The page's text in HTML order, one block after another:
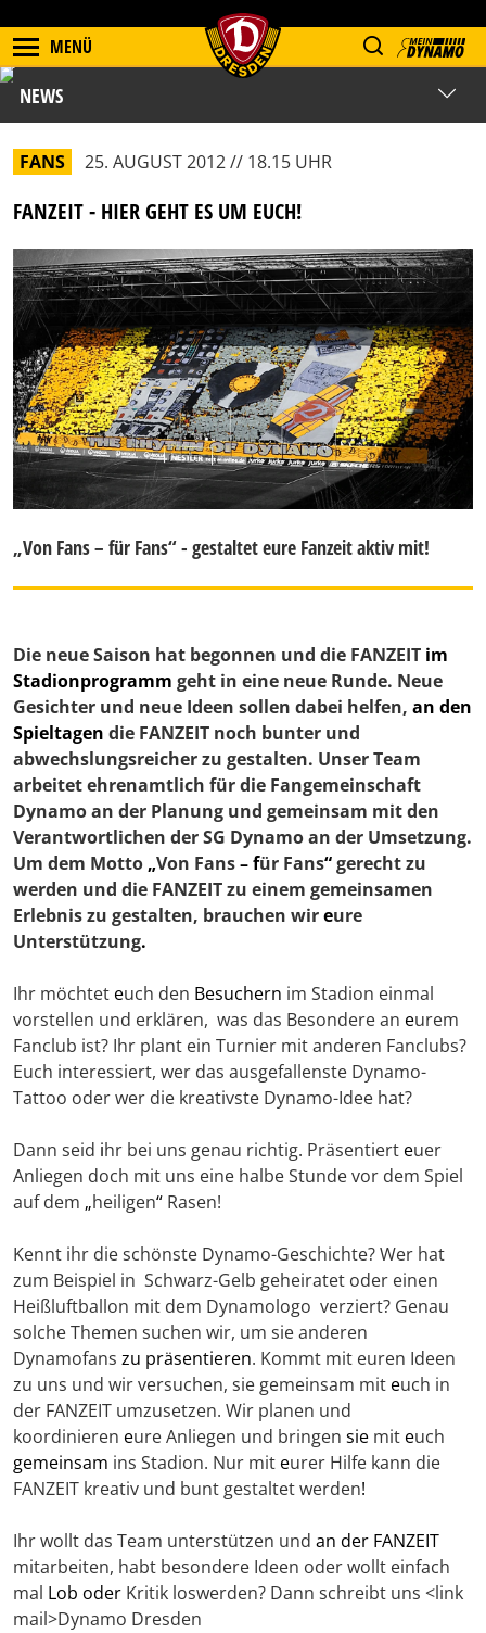
MENÜ
NEWS
FANS 25. AUGUST 2012 // 18.15 UHR
FANZEIT - HIER GEHT ES UM EUCH!
„Von Fans – für Fans“ - gestaltet eure Fanzeit aktiv mit!
Die neue Saison hat begonnen und die FANZEIT im
Stadionprogramm geht in eine neue Runde. Neue
Gesichter und neue Ideen sollen dabei helfen, an den
Spieltagen die FANZEIT noch bunter und
abwechslungsreicher zu gestalten. Unser Team
arbeitet ehrenamtlich für die Fangemeinschaft
Dynamo an der Planung und gemeinsam mit den
Verantwortlichen der SG Dynamo an der Umsetzung.
Um dem Motto „Von Fans– für Fans“gerecht zu
werden und die FANZEIT zu einem gemeinsamen
Erlebnis zu gestalten, brauchen wireure
Unterstützung.
Ihr möchtet euch den Besuchern im Stadion einmal
vorstellen und erklären, was das Besondere an eurem
Fanclub ist? Ihr plant ein Turnier mit anderen Fanclubs?
Euch interessiert, wer das ausgefallenste Dynamo-
Tattoo oder wer die kreativste Dynamo-Idee hat?
Dann seid ihr bei uns genau richtig. Präsentiert euer
Anliegen doch mit uns eine halbe Stunde vor dem Spiel
auf dem „heiligen“ Rasen!
Kennt ihr die schönste Dynamo-Geschichte? Wer hat
zum Beispiel in Schwarz-Gelb geheiratet oder einen
Heißluftballon mit dem Dynamologo verziert? Genau
solche Themen suchen wir, um sie anderen
Dynamofans zu präsentieren. Kommt mit euren Ideen
zu uns und wir versuchen, sie gemeinsam mit euch in
der FANZEIT umzusetzen. Wir planen und
koordinieren eure Anliegen und bringen sie mit euch
gemeinsam ins Stadion. Nur mit eurer Hilfe kann die
FANZEIT kreativ und bunt gestaltet werden!
Ihr wollt das Team unterstützen und an der FANZEIT
mitarbeiten, habt besondere Ideen oder wollt einfach
mal Lob oder Kritik loswerden? Dann schreibt uns <link
mail>Dynamo Dresden